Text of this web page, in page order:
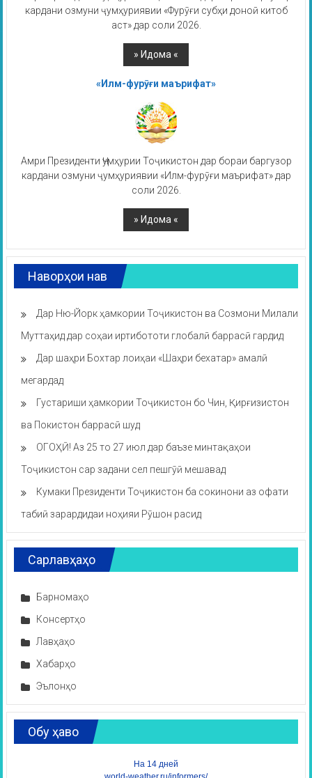
кардани озмуни ҷумҳуриявии «Фурӯғи субҳи доноӣ китоб
аст» дар соли 2026.
«Илм-фурӯғи маърифат»
Амри Президенти Ҷумҳурии Тоҷикистон дар бораи баргузор
кардани озмуни ҷумҳуриявии «Илм-фурӯғи маърифат» дар
соли 2026.
Наворҳои нав
Дар Ню-Йорк ҳамкории Тоҷикистон ва Созмони Милали
Муттаҳид дар соҳаи иртибототи глобалӣ баррасӣ гардид
Дар шаҳри Бохтар лоиҳаи «Шаҳри бехатар» амалӣ
мегардад
Густариши ҳамкории Тоҷикистон бо Чин, Қирғизистон
ва Покистон баррасӣ шуд
ОГОҲӢ! Аз 25 то 27 июл дар баъзе минтақаҳои
Тоҷикистон сар задани сел пешгӯӣ мешавад
Кумаки Президенти Тоҷикистон ба сокинони аз офати
табиӣ зарардидаи ноҳияи Рӯшон расид
Сарлавҳаҳо
Барномаҳо
Консертҳо
Лавҳаҳо
Хабарҳо
Эълонҳо
Обу ҳаво
На 14 дней